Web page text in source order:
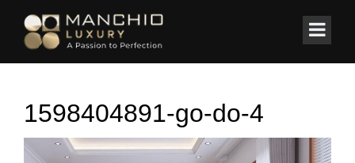
Home/Tin Tức & Sự Kiện/Phong cách Gõ Đỏ cho người yêu gỗ
1598404891-go-do-4